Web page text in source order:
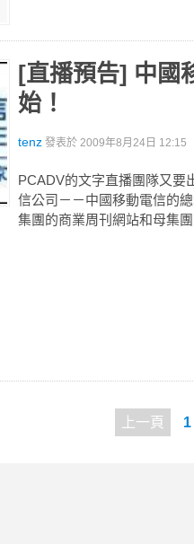
[直播預告] 中國
始！
tenz 發表於 2009年8月24日 12:15
PCADV的文字直播團隊又要
信公司－－中國移動電信的
集團的商業周刊網站和母集
上一頁 1